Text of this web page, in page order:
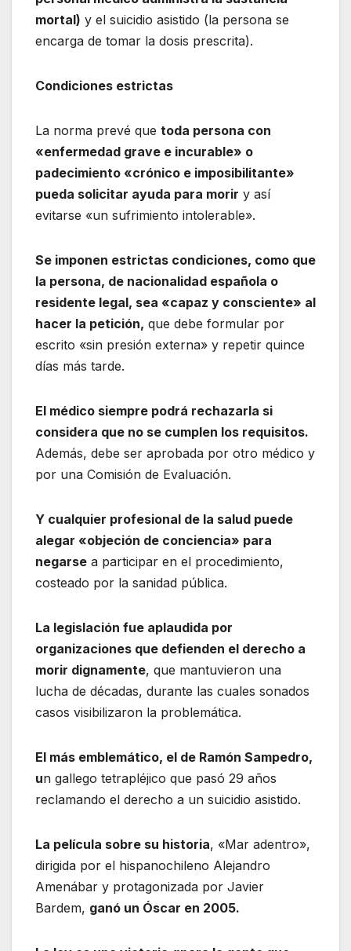
mortal) y el suicidio asistido (la persona se
encarga de tomar la dosis prescrita).
Condiciones estrictas
La norma prevé que toda persona con
«enfermedad grave e incurable» o
padecimiento «crónico e imposibilitante»
pueda solicitar ayuda para morir y así
evitarse «un sufrimiento intolerable».
Se imponen estrictas condiciones, como que
la persona, de nacionalidad española o
residente legal, sea «capaz y consciente» al
hacer la petición, que debe formular por
escrito «sin presión externa» y repetir quince
días más tarde.
El médico siempre podrá rechazarla si
considera que no se cumplen los requisitos.
Además, debe ser aprobada por otro médico y
por una Comisión de Evaluación.
Y cualquier profesional de la salud puede
alegar «objeción de conciencia» para
negarse a participar en el procedimiento,
costeado por la sanidad pública.
La legislación fue aplaudida por
organizaciones que defienden el derecho a
morir dignamente, que mantuvieron una
lucha de décadas, durante las cuales sonados
casos visibilizaron la problemática.
El más emblemático, el de Ramón Sampedro,
un gallego tetrapléjico que pasó 29 años
reclamando el derecho a un suicidio asistido.
La película sobre su historia, «Mar adentro»,
dirigida por el hispanochileno Alejandro
Amenábar y protagonizada por Javier
Bardem, ganó un Óscar en 2005.